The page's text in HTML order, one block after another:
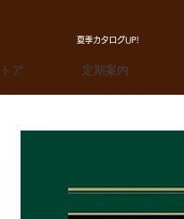
夏季カタログUP!
ア 定期案内